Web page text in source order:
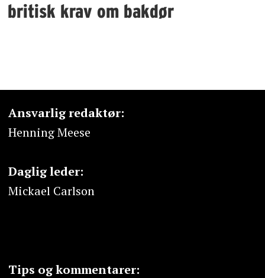
britisk krav om bakdør
Ansvarlig redaktør:
Henning Meese
Daglig leder:
Mickael Carlson
Tips og kommentarer: